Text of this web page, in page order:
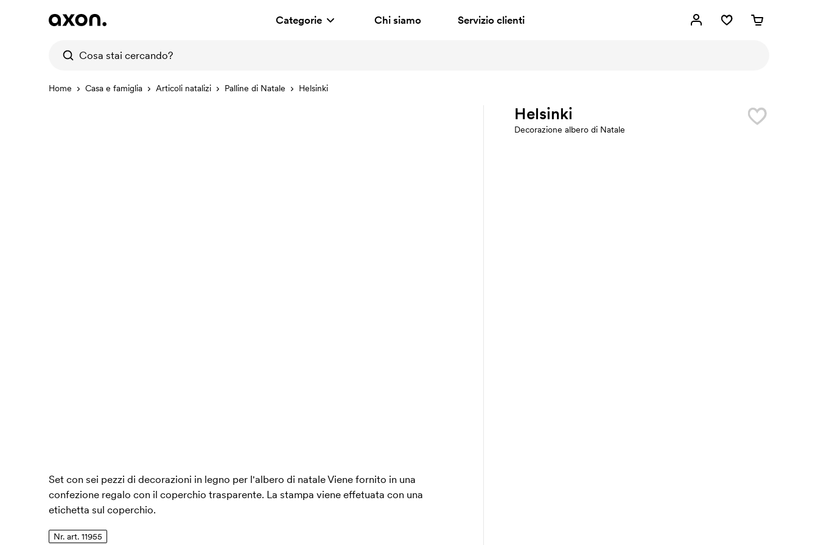
Categorie Chi siamo Servizio clienti
Home Casa e famiglia Articoli natalizi Palline di Natale Helsinki
Helsinki
Decorazione albero di Natale
Set con sei pezzi di decorazioni in legno per l'albero di natale Viene fornito in una
confezione regalo con il coperchio trasparente. La stampa viene effetuata con una
etichetta sul coperchio.
Nr. art. 11955